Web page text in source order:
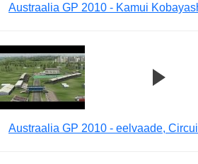
Austraalia GP 2010 - Kamui
Austraalia GP 2010 - eelvaade,